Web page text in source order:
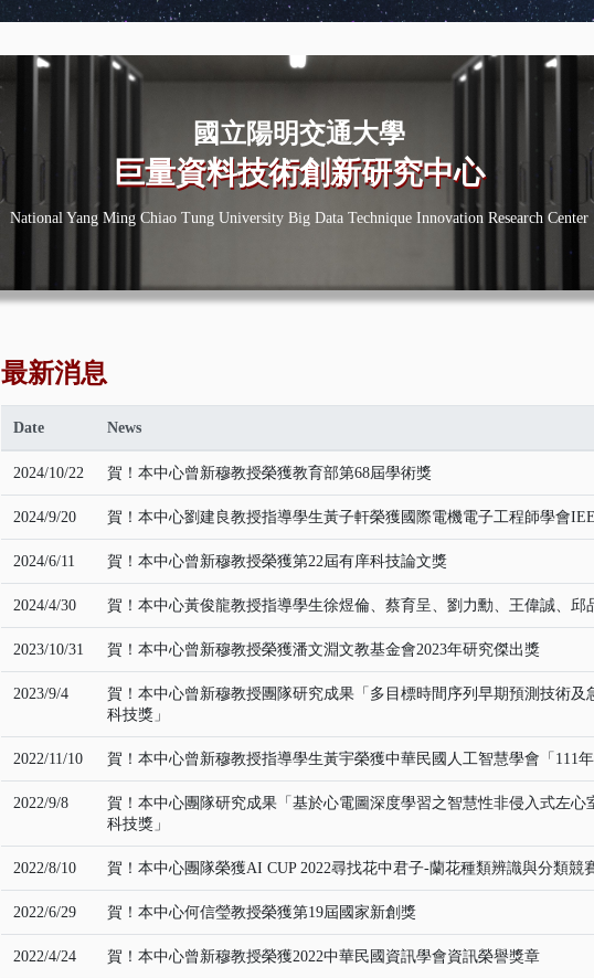
國立陽明交通大學
巨量資料技術創新研究中心
National Yang Ming Chiao Tung University Big Data Technique Innovation Research Center
最新消息
Date News
2024/10/22 賀！本中心曾新穆教授榮獲教育部第68屆學術獎
2024/9/20 賀！本中心劉建良教授指導學生黃子軒榮獲國際電機電子工程師學會
2024/6/11 賀！本中心曾新穆教授榮獲第22屆有庠科技論文獎
2024/4/30 賀！本中心黃俊龍教授指導學生徐煜倫、蔡育呈、劉力勳、王偉誠、邱
2023/10/31 賀！本中心曾新穆教授榮獲潘文淵文教基金會2023年研究傑出獎
2023/9/4
賀！本中心曾新穆教授團隊研究成果「多目標時間序列早期預測技術及
科技獎」
2022/11/10 賀！本中心曾新穆教授指導學生黃宇榮獲中華民國人工智慧學會「111年
2022/9/8
賀！本中心團隊研究成果「基於心電圖深度學習之智慧性非侵入式左心
科技獎」
2022/8/10 賀！本中心團隊榮獲AI CUP 2022尋找花中君子-蘭花種類辨識與分類競
2022/6/29 賀！本中心何信瑩教授榮獲第19屆國家新創獎
2022/4/24 賀！本中心曾新穆教授榮獲2022中華民國資訊學會資訊榮譽獎章